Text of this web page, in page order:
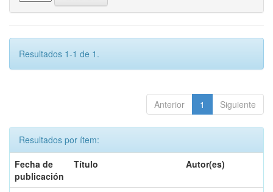
Resultados 1-1 de 1.
Anterior 1 Siguiente
Resultados por ítem:
Fecha de
publicación
Título Autor(es)